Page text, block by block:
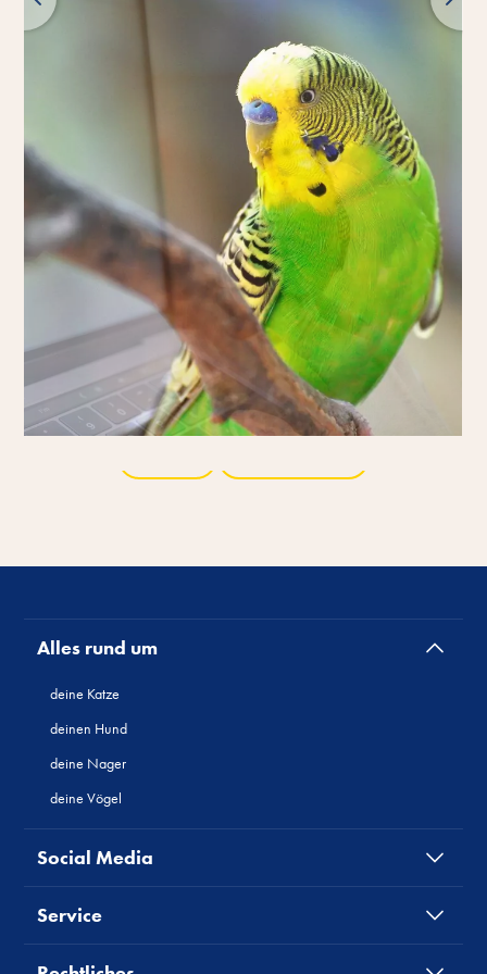
Alles rund um
deine Katze
deinen Hund
deine Nager
deine Vögel
Social Media
Service